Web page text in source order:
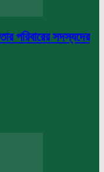
পরিবারের সদস্যদের